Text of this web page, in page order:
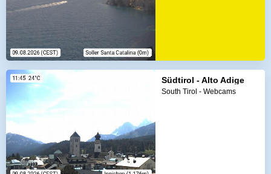
Südtirol - Alto Adige
South Tirol - Webcams